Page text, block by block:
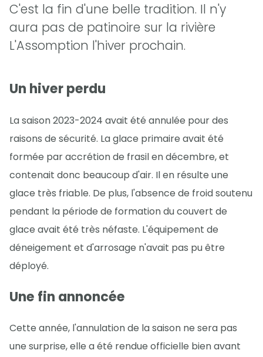
C'est la fin d'une belle tradition. Il n'y
aura pas de patinoire sur la rivière
L'Assomption l'hiver prochain.
Un hiver perdu
La saison 2023-2024 avait été annulée pour des
raisons de sécurité. La glace primaire avait été
formée par accrétion de frasil en décembre, et
contenait donc beaucoup d'air. Il en résulte une
glace très friable. De plus, l'absence de froid soutenu
pendant la période de formation du couvert de
glace avait été très néfaste. L'équipement de
déneigement et d'arrosage n'avait pas pu être
déployé.
Une fin annoncée
Cette année, l'annulation de la saison ne sera pas
une surprise, elle a été rendue officielle bien avant